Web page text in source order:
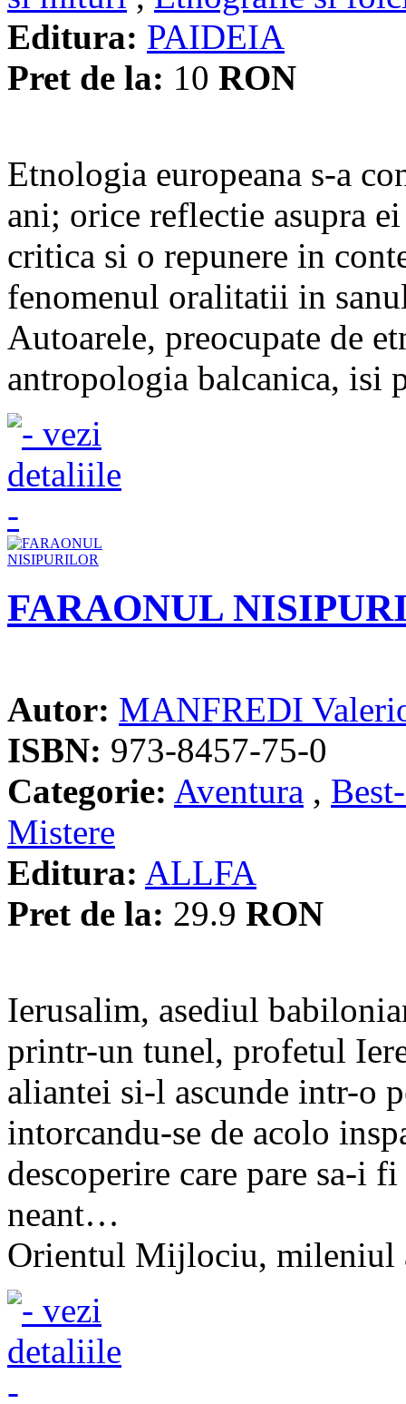
Editura: PAIDEIA
Pret de la: 10 RON
Etnologia europeana s-a
ani; orice reflectie asupra
critica si o repunere in
fenomenul oralitatii in
Autoarele, preocupate de
antropologia balcanica, isi
FARAONUL
Autor: MANFREDI
ISBN: 973-8457-75-0
Categorie: Aventura ,
Mistere
Editura: ALLFA
Pret de la: 29.9 RON
Ierusalim, asediul
printr-un tunel, profetul
aliantei si-l ascunde intr-o
intorcandu-se de acolo
descoperire care pare sa-i
neant…
Orientul Mijlociu, mileniul